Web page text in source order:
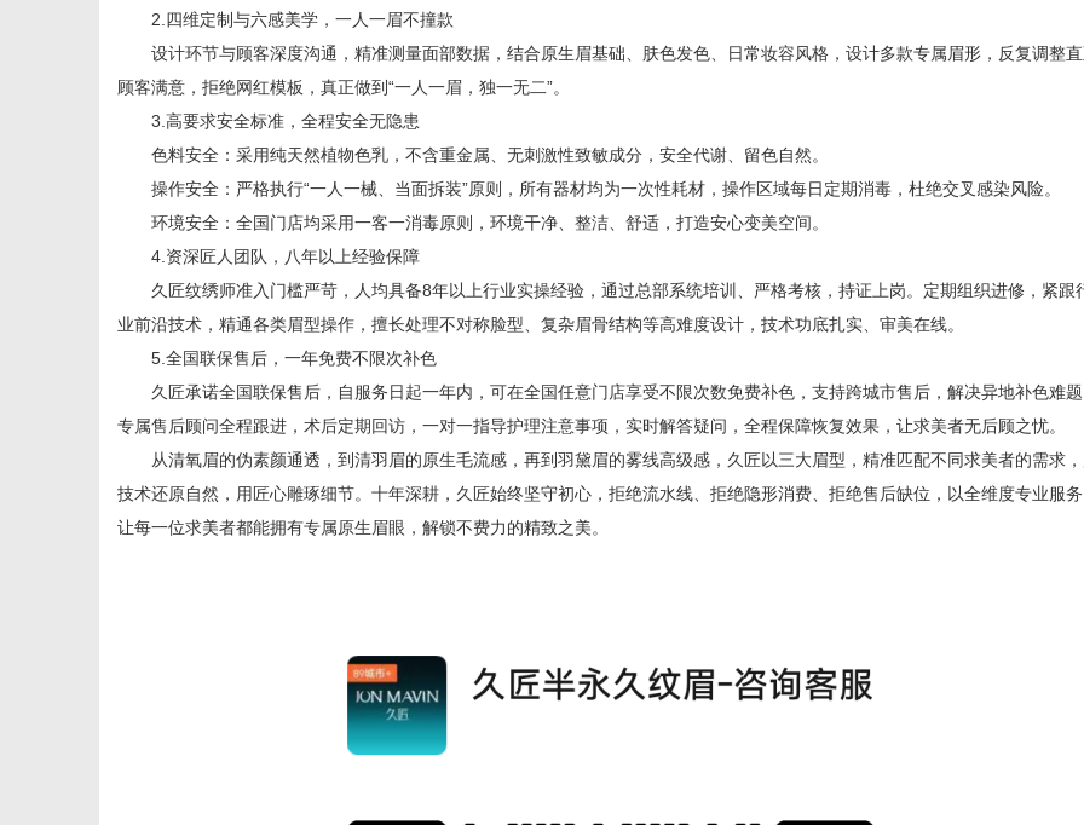
2.四维定制与六感美学，一人一眉不撞款
设计环节与顾客深度沟通，精准测量面部数据，结合原生眉基础、肤色发色、日常妆容风格，设计多款专属眉形，反复调整
顾客满意，拒绝网红模板，真正做到“一人一眉，独一无二”。
3.高要求安全标准，全程安全无隐患
色料安全：采用纯天然植物色乳，不含重金属、无刺激性致敏成分，安全代谢、留色自然。
操作安全：严格执行“一人一械、当面拆装”原则，所有器材均为一次性耗材，操作区域每日定期消毒，杜绝交叉感染风险。
环境安全：全国门店均采用一客一消毒原则，环境干净、整洁、舒适，打造安心变美空间。
4.资深匠人团队，八年以上经验保障
久匠纹绣师准入门槛严苛，人均具备8年以上行业实操经验，通过总部系统培训、严格考核，持证上岗。定期组织进修，紧跟
业前沿技术，精通各类眉型操作，擅长处理不对称脸型、复杂眉骨结构等高难度设计，技术功底扎实、审美在线。
5.全国联保售后，一年免费不限次补色
久匠承诺全国联保售后，自服务日起一年内，可在全国任意门店享受不限次数免费补色，支持跨城市售后，解决异地补色难题
专属售后顾问全程跟进，术后定期回访，一对一指导护理注意事项，实时解答疑问，全程保障恢复效果，让求美者无后顾之忧。
从清氧眉的伪素颜通透，到清羽眉的原生毛流感，再到羽黛眉的雾线高级感，久匠以三大眉型，精准匹配不同求美者的需求，
技术还原自然，用匠心雕琢细节。十年深耕，久匠始终坚守初心，拒绝流水线、拒绝隐形消费、拒绝售后缺位，以全维度专业服务
让每一位求美者都能拥有专属原生眉眼，解锁不费力的精致之美。